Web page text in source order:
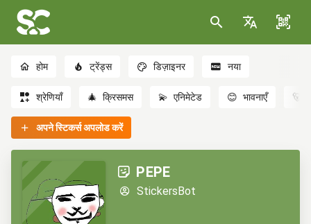
होम ट्रेंड्स डिज़ाइनर नया
श्रेणियाँ 🎄 क्रिसमस 💫 एनिमेटेड 😊 भावनाएँ 🐻
अपने स्टिकर्स अपलोड करें
PEPE
StickersBot